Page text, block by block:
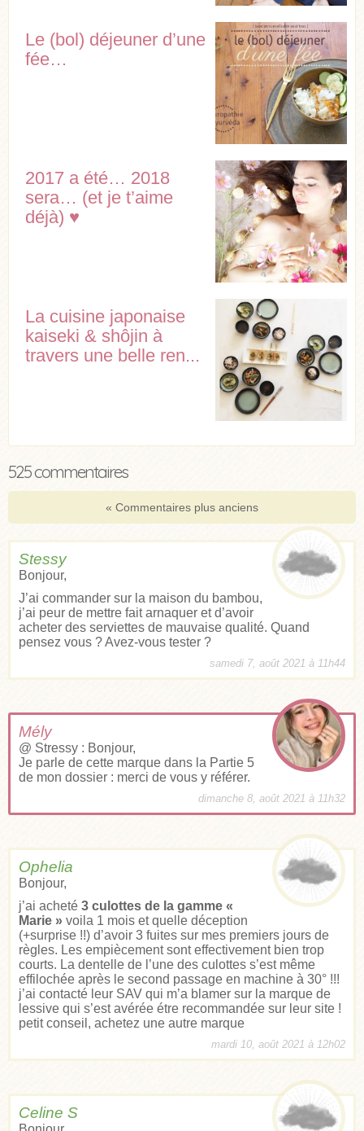
Le (bol) déjeuner d’une
fée…
2017 a été… 2018
sera… (et je t’aime
déjà) ♥
La cuisine japonaise
kaiseki & shôjin à
travers une belle ren...
525 commentaires
« Commentaires plus anciens
Stessy
Bonjour,
J’ai commander sur la maison du bambou,
j’ai peur de mettre fait arnaquer et d’avoir
acheter des serviettes de mauvaise qualité. Quand
pensez vous ? Avez-vous tester ?
samedi 7, août 2021 à 11h44
Mély
@ Stressy : Bonjour,
Je parle de cette marque dans la Partie 5
de mon dossier : merci de vous y référer.
dimanche 8, août 2021 à 11h32
Ophelia
Bonjour,
j’ai acheté 3 culottes de la gamme «
Marie » voila 1 mois et quelle déception
(+surprise !!) d’avoir 3 fuites sur mes premiers jours de
règles. Les empiècement sont effectivement bien trop
courts. La dentelle de l’une des culottes s’est même
effilochée après le second passage en machine à 30° !!!
j’ai contacté leur SAV qui m’a blamer sur la marque de
lessive qui s’est avérée étre recommandée sur leur site !
petit conseil, achetez une autre marque
mardi 10, août 2021 à 12h02
Celine S